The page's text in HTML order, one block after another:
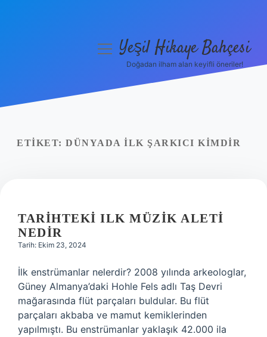
Yasal Uyarı
menüyüYeşil Hikaye Bahçesi
Doğadan ilham alan keyifli öneriler!
ETIKET: DÜNYADA ILK ŞARKICI KIMDIR
TARIHTEKI ILK MÜZIK ALETI
NEDIR
Tarih: Ekim 23, 2024
İlk enstrümanlar nelerdir? 2008 yılında arkeologlar,
Güney Almanya’daki Hohle Fels adlı Taş Devri
mağarasında flüt parçaları buldular. Bu flüt
parçaları akbaba ve mamut kemiklerinden
yapılmıştı. Bu enstrümanlar yaklaşık 42.000 ila